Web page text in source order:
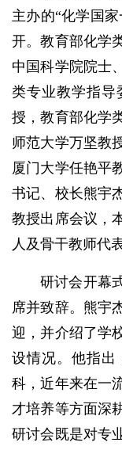
主办的“化学国
开。教育部化学
中国科学院院士
类专业教学指导
授，教育部化学
师范大学万坚教
厦门大学任艳平
书记、校长熊宇
教授出席会议，
人及骨干教师代
研讨会开幕
席并致辞。熊宇
迎，并介绍了学
设情况。他指出
科，近年来在一
才培养等方面深
研讨会既是对专